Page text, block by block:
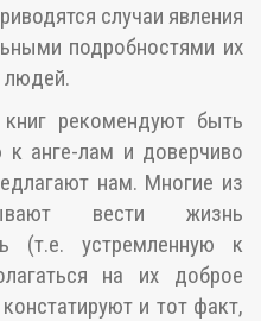
случаи явления
подробностями их
людей.
рекомендуют быть
анге-лам и доверчиво
нам. Многие из
вести жизнь
(т.е. устремленную к
на их доброе
и тот факт,